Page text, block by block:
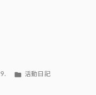
カ
活動日記